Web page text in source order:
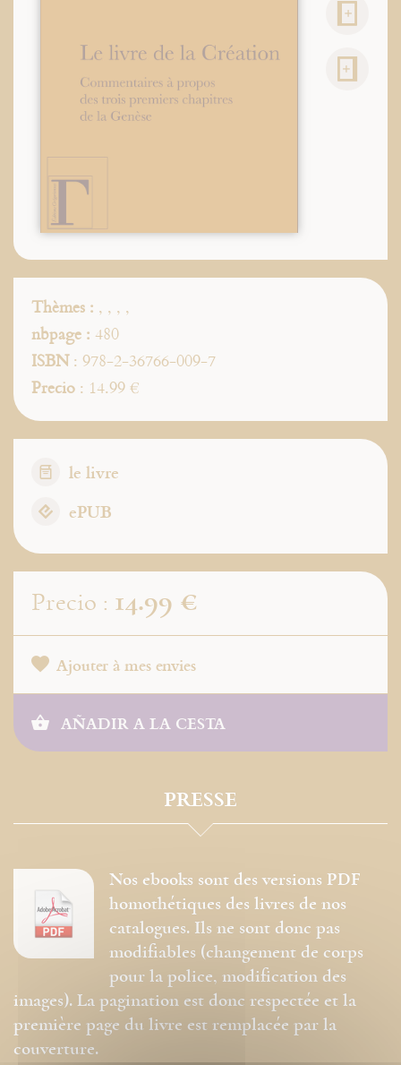
Thèmes : , , , ,
nbpage : 480
ISBN: 978-2-36766-009-7
Precio : 14.99 €
le livre
ePUB
Precio : 14.99 €
Ajouter à mes envies
AÑADIR A LA CESTA
PRESSE
Nos ebooks sont des versions PDF
homothétiques des livres de nos
catalogues. Ils ne sont donc pas
modifiables (changement de corps
pour la police, modification des
images). La pagination est donc respectée et la
première page du livre est remplacée par la
couverture.